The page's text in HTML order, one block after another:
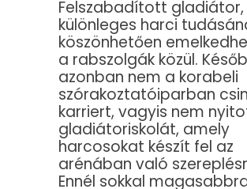
Felszabadított gladiátor,
különleges harci
köszönhetően
a rabszolgák közül.
azonban nem a korabeli
szórakoztatóiparban
karriert, vagyis nem
gladiátoriskolát, amely
harcosokat készít fel az
arénában való
Ennél sokkal